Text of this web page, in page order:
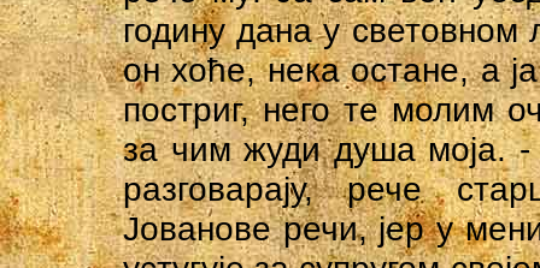
годину дана у световном
он хоће, нека остане, а
постриг, него те молим
за чим жуди душа моја.
разговарају, рече
Јованове речи, јер у